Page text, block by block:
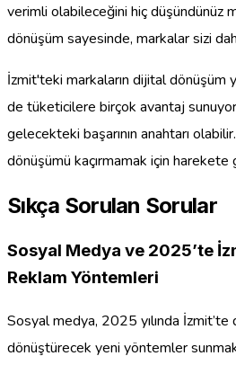
verimli olabileceğini hiç düşündünüz
dönüşüm sayesinde, markalar sizi
İzmit'teki markaların dijital dönüşüm
de tüketicilere birçok avantaj
gelecekteki başarının anahtarı
dönüşümü kaçırmamak için
Sıkça Sorulan Sorular
Sosyal Medya ve 2025’te
Reklam Yöntemleri
Sosyal medya, 2025 yılında İzmit’te
dönüştürecek yeni yöntemler